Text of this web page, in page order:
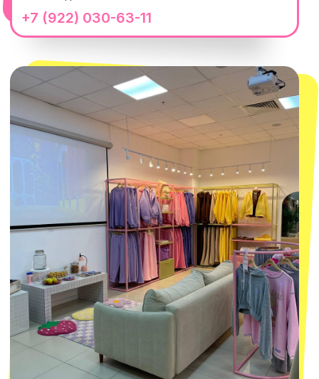
+7 (932) 602-41-15
ул. Проспект Мира, 211 к2
с 10-00 до 22-00
Москва
смотреть в Яндекс.Картах
Нажимая "Подписаться", вы соглашаетесь с
Политикой обработки
персональных данных
Согласием на рассылку электронных
сообщений
ПОДПИСАТЬСЯ
СЕКРЕТНЫЕ ПРОМОКОДЫ, ПРИГЛАШЕНИЯ
НА МЕРОПРИЯТИЯ И АНОНСЫ НОВИНОК
@MACROCOSM_STORE
MACROCOSM
300'000+ подписчиков
14'000+ подписчиков в нашем Telegram-
канале